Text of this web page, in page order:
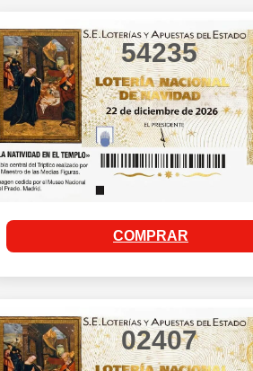
54235
COMPRAR
02407